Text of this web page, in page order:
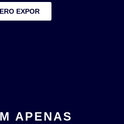
EXPOR
APENAS